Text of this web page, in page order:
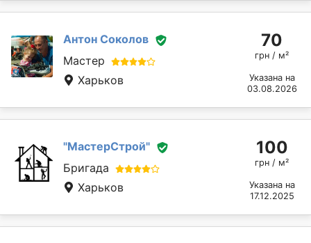
Антон Соколов
Мастер
Харьков
70
грн / м²
Указана на
03.08.2026
"МастерСтрой"
Бригада
Харьков
100
грн / м²
Указана на
17.12.2025